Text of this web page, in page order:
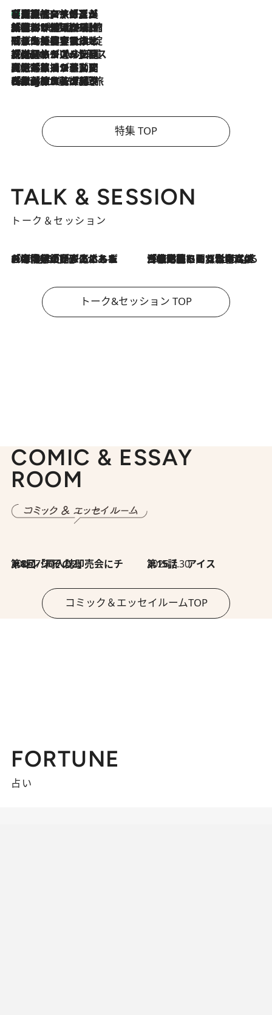
2026.8.7
【厳選旅コスメ】「多機能アイテムがメイン！」旅好き美容エディターが選んだ夏旅ベストコスメを発表【Mサイズジップ】
2026.8.6
「荷物が増えるほど旅ストレスは増す」美容ジャーナリストがたどり着いた最終結論。“化粧品を劇的に減らす”感動の凝縮美容とは
2026.8.6
「旅先には金髪ウィッグを持参」日本と同じメイクでは損してる!? 美容ジャーナリストが提案する“掟破りの旅美容”とは
2026.8.6
【厳選旅コスメ】「身軽さ＆UV対策重視！」ヘアアーティストshucoが選んだ夏旅ベストコスメを発表【Mサイズジップ】
2026.8.5
【厳選旅コスメ】国内をあちこち移動する河井菜摘が選んだ夏旅ベストコスメ発表！「リラックスアイテムはマスト」【Mサイズジップ】
2026.8.4
【厳選旅コスメ】「紫外線＆乾燥対策しながらメイク感も！」ヘア＆メイクGeorgeが選んだ夏旅ベストコスメを発表！【Mサイズジップ】
特集 TOP
TALK & SESSION
トーク＆セッション
2026.8.3
「今後値上げがあるとすれば…」「リスクがあるのは今年の冬」エネルギー専門家が語る、ホルムズ海峡封鎖が家庭にもたらす“ある心配” 2026.8.3
「住宅建てられない…」「サーチャージ料の高値が続いている」ホルムズ海峡封鎖による影響はいつまで続く？《エネルギー専門家に聞く“どうなる日本の暮らし”》
トーク&セッション TOP
COMIC & ESSAY
ROOM
2026.7.30
第8回「同人誌即売会にチャレンジ その2」 2026.7.30
第15話 アイス
コミック＆エッセイルームTOP
FORTUNE
占い